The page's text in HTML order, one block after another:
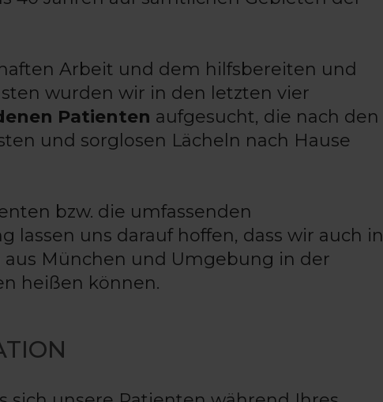
Arbeit und dem hilfsbereiten und
wurden wir in den letzten vier
Patienten aufgesucht, die nach den
und sorglosen Lächeln nach Hause
bzw. die umfassenden
lassen uns darauf hoffen, dass wir auch in
München und Umgebung in der
heißen können.